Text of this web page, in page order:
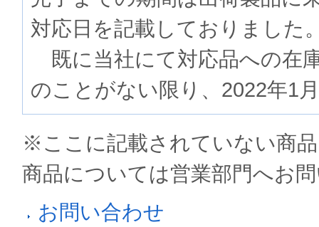
対応日を記載しておりました
既に当社にて対応品への在
のことがない限り、2022年1
※ここに記載されていない商
商品については営業部門へお
お問い合わせ